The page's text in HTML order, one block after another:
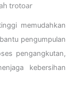
trotoar
memudahkan
pengumpulan
pengangkutan,
kebersihan